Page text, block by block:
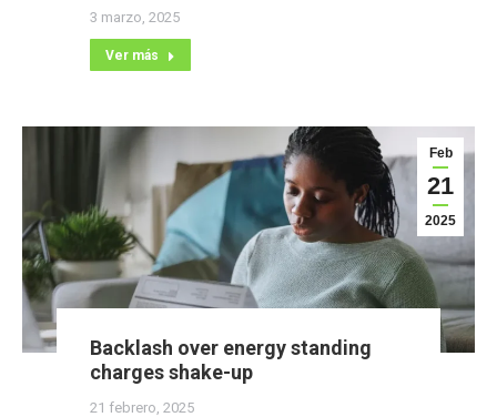
3 marzo, 2025
Ver más
Feb
21
2025
Backlash over energy standing
charges shake-up
21 febrero, 2025